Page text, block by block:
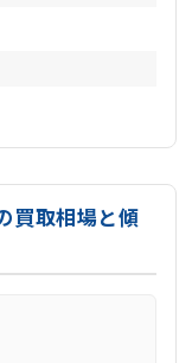
買取相場と傾